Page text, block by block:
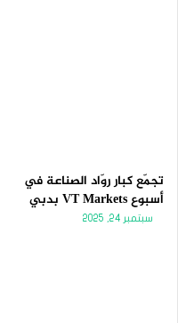
تجمّع كبار روّاد الصناعة في
أسبوع VT Markets بدبي
سبتمبر 24, 2025